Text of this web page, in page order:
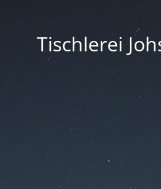
Tischlerei